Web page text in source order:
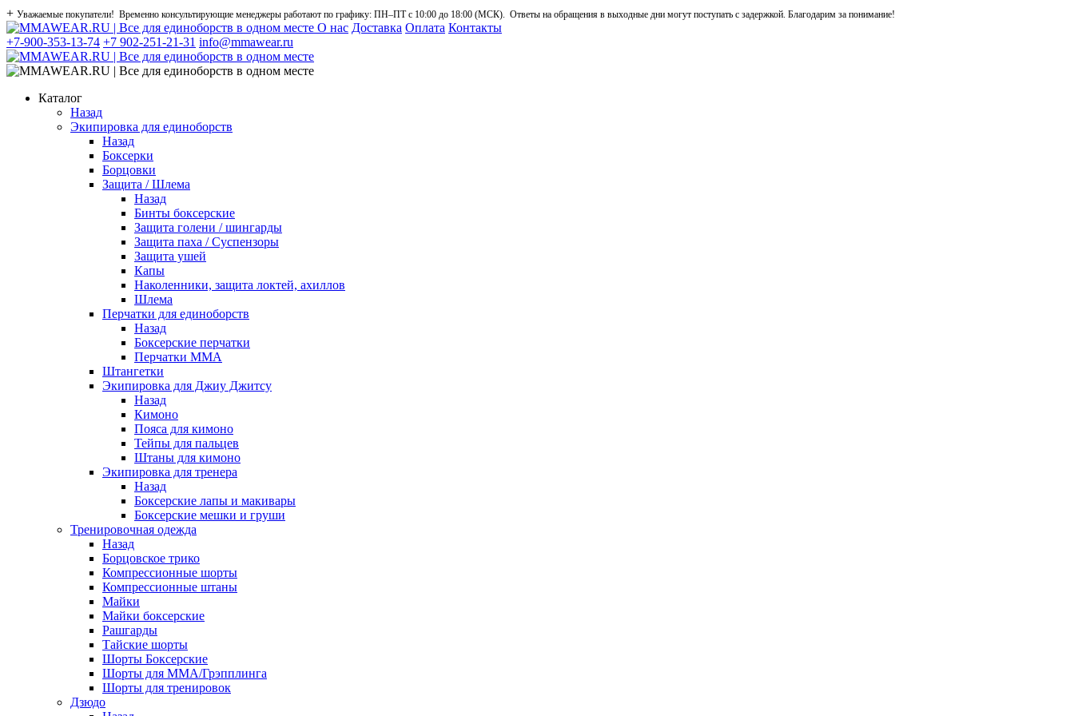
+ Уважаемые покупатели! Временно консультирующие менеджеры работают по графику: ПН–ПТ с 10:00 до 18:00 (МСК). Ответы на обращения в выходные дни могут поступать с задержкой. Благодарим за понимание!
О нас Доставка Оплата Контакты
+7-900-353-13-74 +7 902-251-21-31 info@mmawear.ru
Каталог
Назад
Экипировка для единоборств
Назад
Боксерки
Борцовки
Защита / Шлема
Назад
Бинты боксерские
Защита голени / шингарды
Защита паха / Суспензоры
Защита ушей
Капы
Наколенники, защита локтей, ахиллов
Шлема
Перчатки для единоборств
Назад
Боксерские перчатки
Перчатки ММА
Штангетки
Экипировка для Джиу Джитсу
Назад
Кимоно
Пояса для кимоно
Тейпы для пальцев
Штаны для кимоно
Экипировка для тренера
Назад
Боксерские лапы и макивары
Боксерские мешки и груши
Тренировочная одежда
Назад
Борцовское трико
Компрессионные шорты
Компрессионные штаны
Майки
Майки боксерские
Рашгарды
Тайские шорты
Шорты Боксерские
Шорты для ММА/Грэпплинга
Шорты для тренировок
Дзюдо